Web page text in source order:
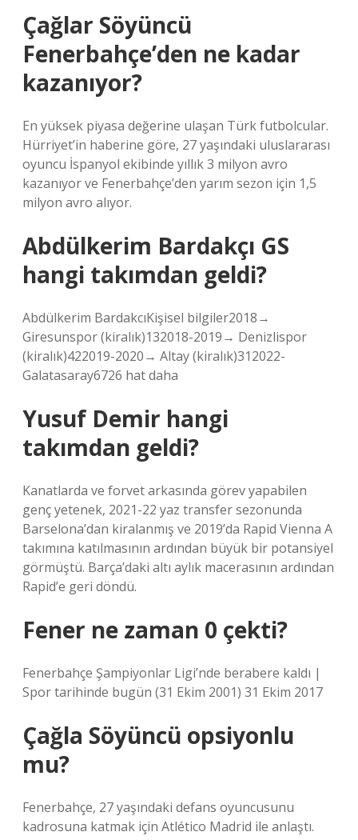
Çağlar Söyüncü
Fenerbahçe’den ne kadar
kazanıyor?
En yüksek piyasa değerine ulaşan Türk futbolcular.
Hürriyet’in haberine göre, 27 yaşındaki uluslararası
oyuncu İspanyol ekibinde yıllık 3 milyon avro
kazanıyor ve Fenerbahçe’den yarım sezon için 1,5
milyon avro alıyor.
Abdülkerim Bardakçı GS
hangi takımdan geldi?
Abdülkerim BardakcıKişisel bilgiler2018→
Giresunspor (kiralık)132018-2019→ Denizlispor
(kiralık)422019-2020→ Altay (kiralık)312022-
Galatasaray6726 hat daha
Yusuf Demir hangi
takımdan geldi?
Kanatlarda ve forvet arkasında görev yapabilen
genç yetenek, 2021-22 yaz transfer sezonunda
Barselona’dan kiralanmış ve 2019’da Rapid Vienna A
takımına katılmasının ardından büyük bir potansiyel
görmüştü. Barça’daki altı aylık macerasının ardından
Rapid’e geri döndü.
Fener ne zaman 0 çekti?
Fenerbahçe Şampiyonlar Ligi’nde berabere kaldı |
Spor tarihinde bugün (31 Ekim 2001) 31 Ekim 2017
Çağla Söyüncü opsiyonlu
mu?
Fenerbahçe, 27 yaşındaki defans oyuncusunu
kadrosuna katmak için Atlético Madrid ile anlaştı.